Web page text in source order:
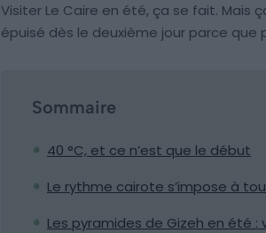
Visiter Le Caire en été, ça se fait. Mais
épuisé dès le deuxième jour parce que
Sommaire
40 °C, et ce n’est que le début
Le rythme cairote s’impose à
Les pyramides de Gizeh en été